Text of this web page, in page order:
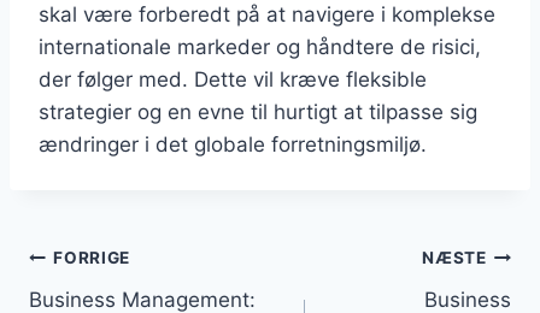
skal være forberedt på at navigere i komplekse
internationale markeder og håndtere de risici,
der følger med. Dette vil kræve fleksible
strategier og en evne til hurtigt at tilpasse sig
ændringer i det globale forretningsmiljø.
Indlægsnavigation
FORRIGE
Business Management:
NÆSTE
Business